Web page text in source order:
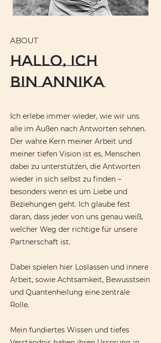
ABOUT
Hallo, ich
binAnnika
Ich erlebe immer wieder, wie wir uns
alle im Außen nach Antworten sehnen.
Der wahre Kern meiner Arbeit und
meiner tiefen Vision ist es, Menschen
dabei zu unterstützen, die Antworten
wieder in sich selbst zu finden –
besonders wenn es um Liebe und
Beziehungen geht. Ich glaube fest
daran, dass jeder von uns genau weiß,
welcher Weg der richtige für unsere
Partnerschaft ist.
Dabei spielen hier Loslassen und innere
Arbeit, sowie Achtsamkeit, Bewusstsein
und Quantenheilung eine zentrale
Rolle.
Mein fundiertes Wissen und tiefes